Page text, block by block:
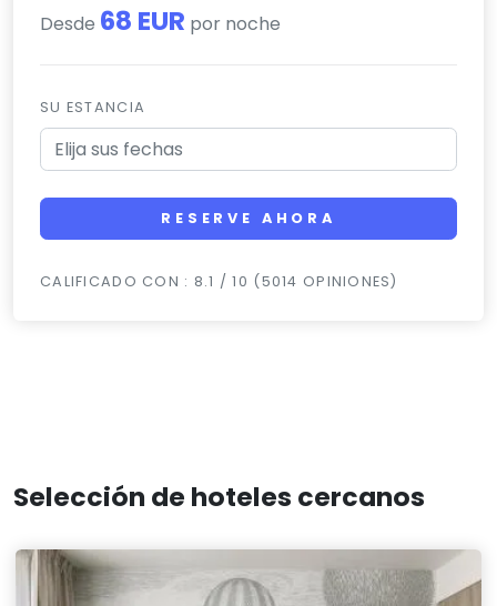
Desde 68 EUR por noche
SU ESTANCIA
RESERVE AHORA
CALIFICADO CON : 8.1 / 10 (5014 OPINIONES)
Selección de hoteles cercanos